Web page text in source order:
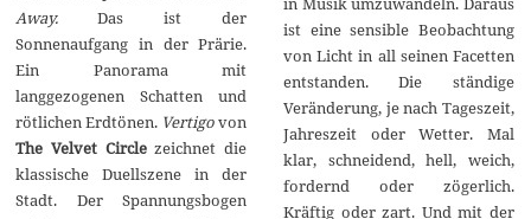
Away.Das ist der
Sonnenaufgang in der Prärie.
Ein Panorama mit
langgezogenen Schatten und
rötlichen Erdtönen. Vertigovon
The Velvet Circlezeichnet die
klassische Duellszene in der
Stadt. Der Spannungsbogen
ist eine sensible Beobachtung
von Licht in all seinen Facetten
entstanden. Die ständige
Veränderung, je nach Tageszeit,
Jahreszeit oder Wetter. Mal
klar, schneidend, hell, weich,
fordernd oder zögerlich.
Kräftig oder zart. Und mit der